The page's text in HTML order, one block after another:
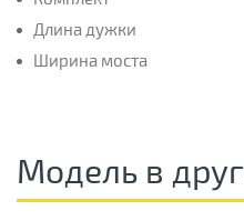
Длина дужки
Ширина моста
Модель в